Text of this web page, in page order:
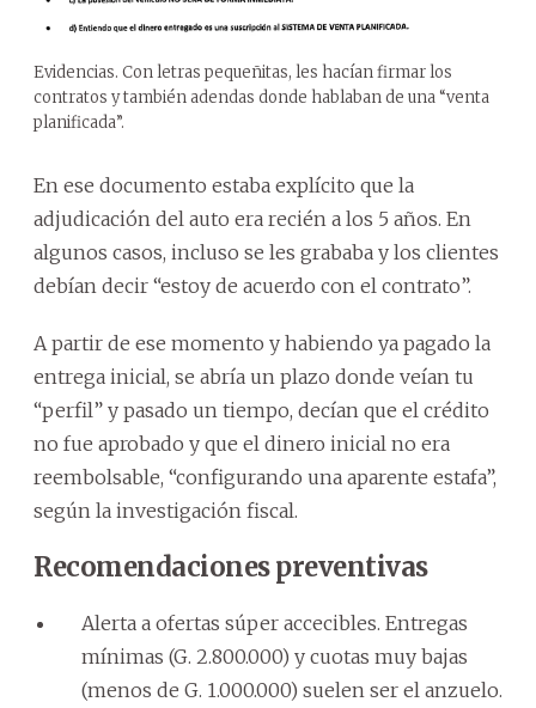
Evidencias. Con letras pequeñitas, les hacían firmar los
contratos y también adendas donde hablaban de una “venta
planificada”.
En ese documento estaba explícito que la
adjudicación del auto era recién a los 5 años. En
algunos casos, incluso se les grababa y los clientes
debían decir “estoy de acuerdo con el contrato”.
A partir de ese momento y habiendo ya pagado la
entrega inicial, se abría un plazo donde veían tu
“perfil” y pasado un tiempo, decían que el crédito
no fue aprobado y que el dinero inicial no era
reembolsable, “configurando una aparente estafa”,
según la investigación fiscal.
Recomendaciones preventivas
Alerta a ofertas súper accecibles. Entregas
mínimas (G. 2.800.000) y cuotas muy bajas
(menos de G. 1.000.000) suelen ser el anzuelo.